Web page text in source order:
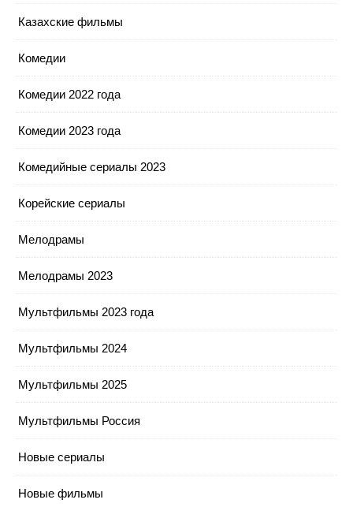
Казахские фильмы
Комедии
Комедии 2022 года
Комедии 2023 года
Комедийные сериалы 2023
Корейские сериалы
Мелодрамы
Мелодрамы 2023
Мультфильмы 2023 года
Мультфильмы 2024
Мультфильмы 2025
Мультфильмы Россия
Новые сериалы
Новые фильмы